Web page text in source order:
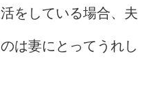
をしている場合、夫
は妻にとってうれし